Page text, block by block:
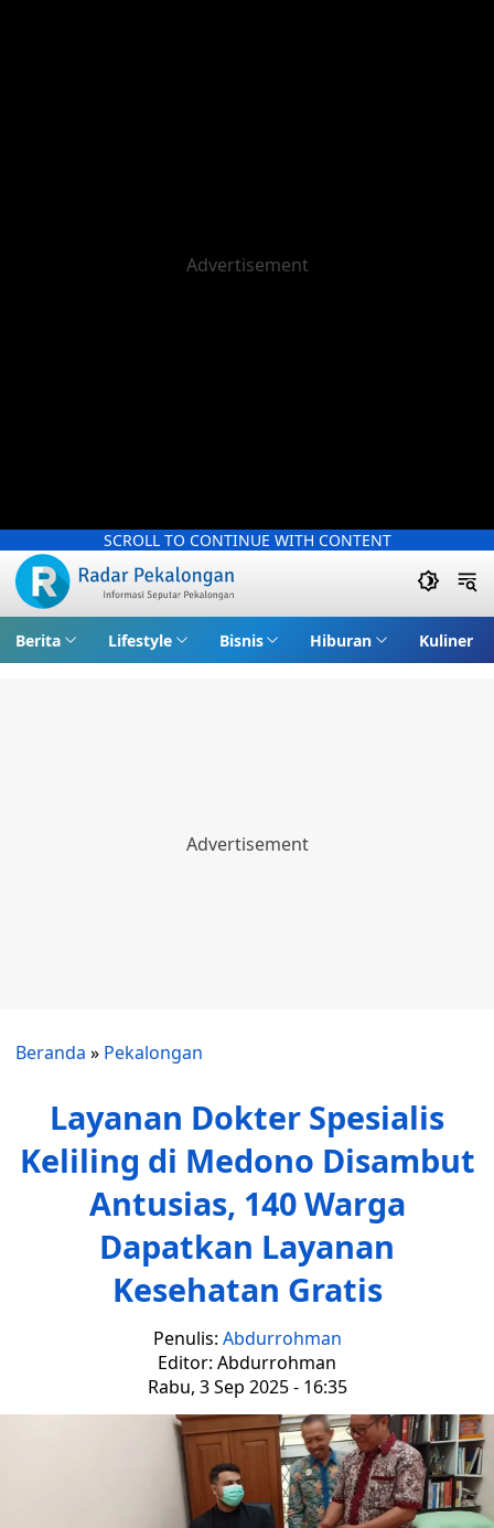
SCROLL TO CONTINUE WITH CONTENT
Berita Lifestyle Bisnis Hiburan Kuliner
Beranda » Pekalongan
Layanan Dokter Spesialis
Keliling di Medono Disambut
Antusias, 140 Warga
Dapatkan Layanan
Kesehatan Gratis
Penulis: Abdurrohman
Editor: Abdurrohman
Rabu, 3 Sep 2025 - 16:35